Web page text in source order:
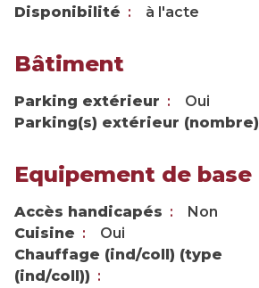
Disponibilité
à l'acte
Bâtiment
Parking extérieur
Oui
Parking(s) extérieur (nombre)
Equipement de base
Accès handicapés
Non
Cuisine
Oui
Chauffage (ind/coll) (type
(ind/coll))